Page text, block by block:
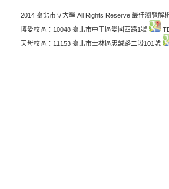
2014 臺北市立大學 All Rights Reserve 最佳瀏覽
博愛校區：10048 臺北市中正區愛國西路1號
天母校區：11153 臺北市士林區忠誠路二段101號